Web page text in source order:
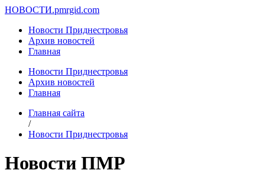
НОВОСТИ.pmrgid.com
Новости Приднестровья
Архив новостей
Главная
Новости Приднестровья
Архив новостей
Главная
Главная сайта
/
Новости Приднестровья
Новости ПМР